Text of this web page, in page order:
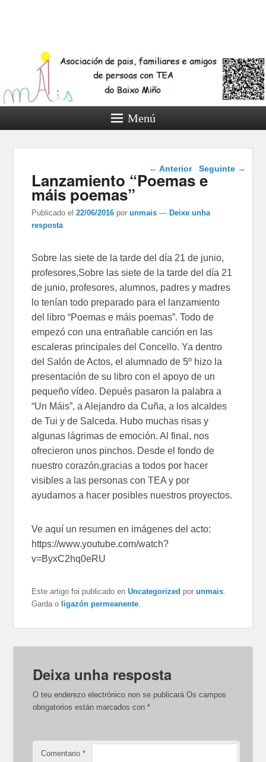
Menú
Navegador de artigos
← Anterior Seguinte →
Lanzamiento “Poemas e
máis poemas”
Publicado el22/06/2016 porunmais — Deixe unha
resposta
Sobre las siete de la tarde del día 21 de junio,
profesores,Sobre las siete de la tarde del día 21
de junio, profesores, alumnos, padres y madres
lo tenían todo preparado para el lanzamiento
del libro “Poemas e máis poemas”. Todo de
empezó con una entrañable canción en las
escaleras principales del Concello. Ya dentro
del Salón de Actos, el alumnado de 5º hizo la
presentación de su libro con el apoyo de un
pequeño vídeo. Depués pasaron la palabra a
“Un Máis”, a Alejandro da Cuña, a los alcaldes
de Tui y de Salceda. Hubo muchas risas y
algunas lágrimas de emoción. Al final, nos
ofrecieron unos pinchos. Desde el fondo de
nuestro corazón,gracias a todos por hacer
visibles a las personas con TEA y por
ayudarnos a hacer posibles nuestros proyectos.
Ve aquí un resumen en imágenes del acto:
https://www.youtube.com/watch?
v=ByxC2hq0eRU
Este artigo foi publicado enUncategorized porunmais
Garda o ligazón permeanente
Deixa unha resposta
O teu enderezo electrónico non se publicará Os campos
obrigatorios están marcados con*
Comentario*